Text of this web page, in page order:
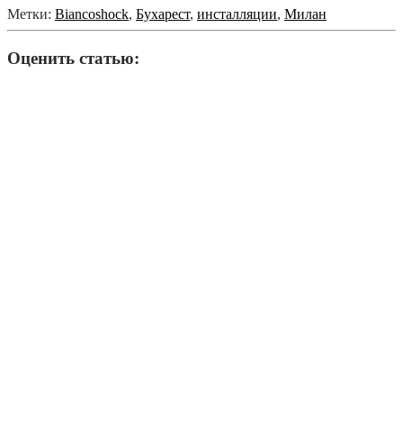
Метки: Biancoshock, Бухарест, инсталляции, Милан
Оценить статью: